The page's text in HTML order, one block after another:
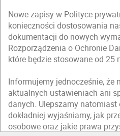
Nowe zapisy w Polityce
konieczności dostosowania
dokumentacji do nowych
Rozporządzenia o Ochronie
które będzie stosowane od 25
Informujemy jednocześnie, że
aktualnych ustawieniach ani
danych. Ulepszamy
dokładniej wyjaśniamy, jak
osobowe oraz jakie prawa